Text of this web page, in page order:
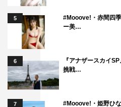
5
#Mooove!・赤間四
ー美…
6
『アナザースカイ
挑戦…
7
#Mooove!・姫野ひ